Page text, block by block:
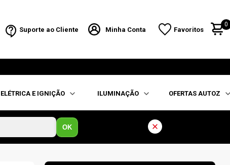
Suporte ao Cliente Minha Conta Favoritos
0
ELÉTRICA E IGNIÇÃO ILUMINAÇÃO OFERTAS AUTOZ
OK